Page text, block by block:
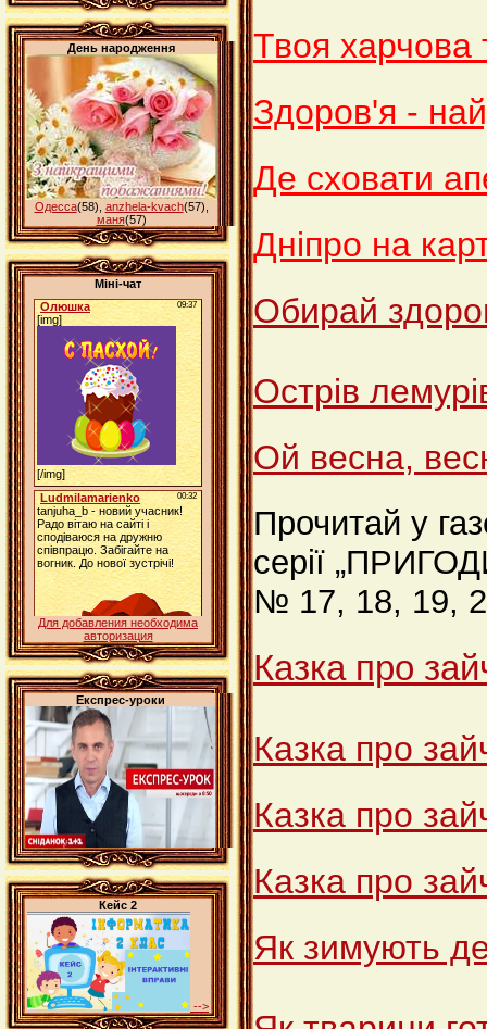
День народження
Одесса(58) anzhela-kvach(57)
маня(57)
Міні-чат
Для добавления необходима
авторизация
Експрес-уроки
Кейс 2
-->
Твоя харчова
Здоров'я -
Де сховати
Дніпро на
Обирай
Острів
Ой весна,
Прочитай у
серії
№ 17, 18, 19,
Казка про
Казка про
Казка про
Казка про
Як зимують